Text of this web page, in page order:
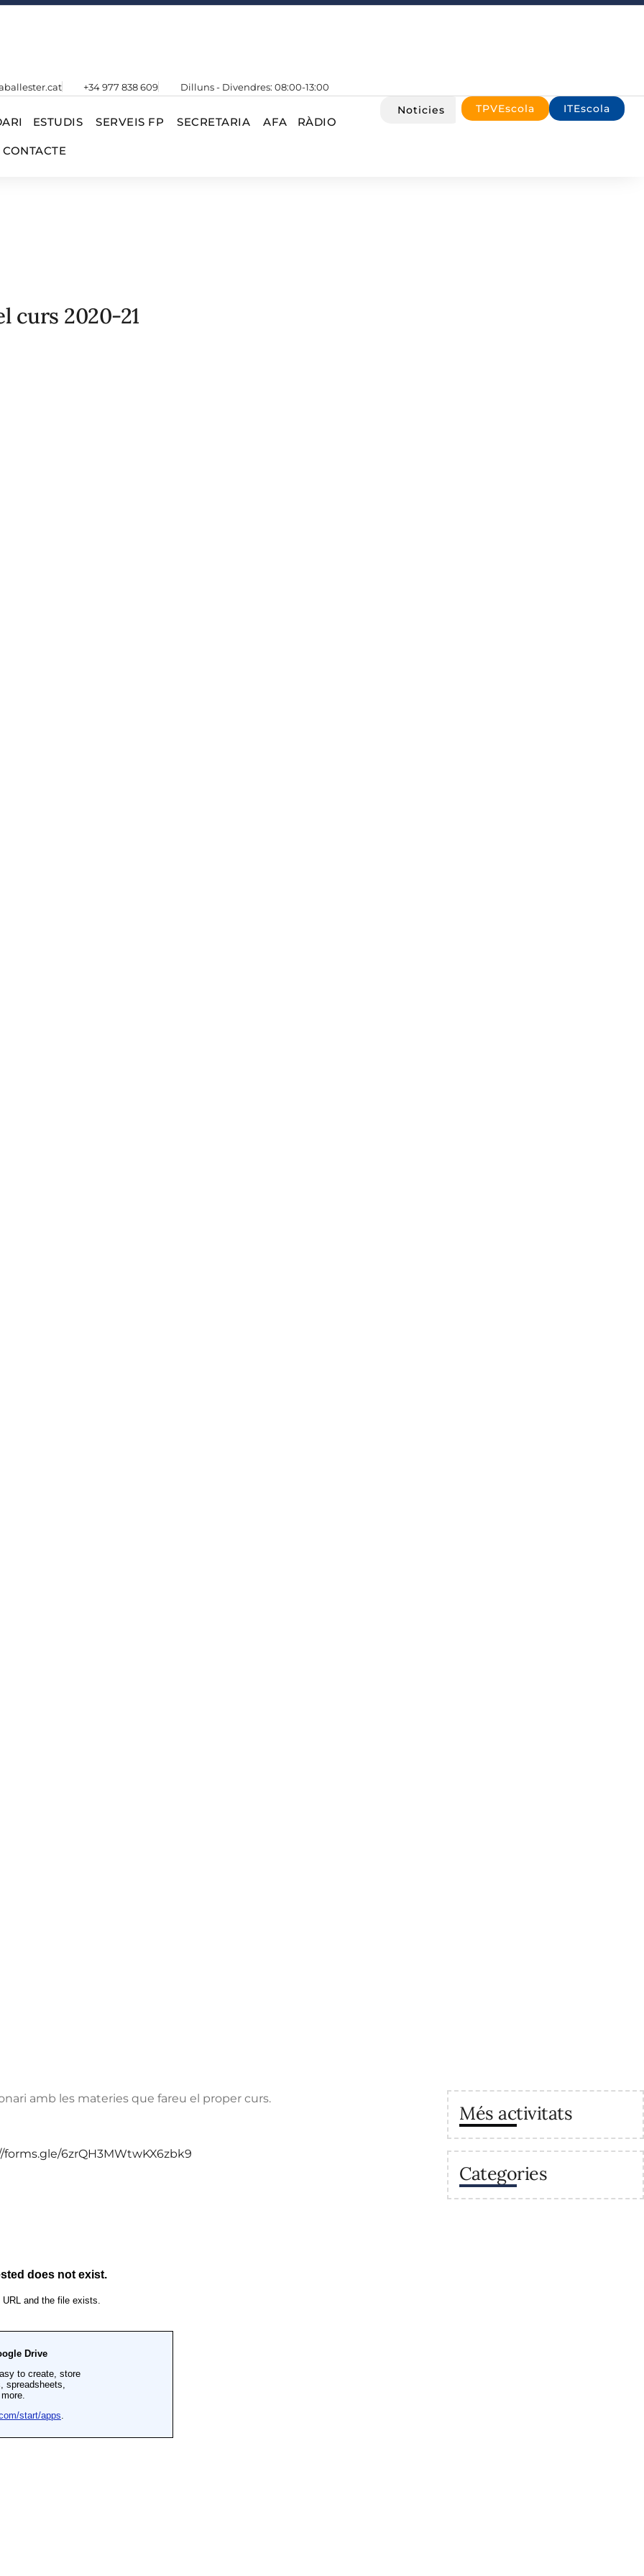
+34 977 838 609 Dilluns - Divendres: 08:00-13:00
ESTUDIS SERVEIS FP SECRETARIA AFA RÀDIO
CONTACTE
Noticies TPVEscola ITEscola
curs 2020-21
amb les materies que fareu el proper curs.
6zrQH3MWtwKX6zbk9
Més activitats
Categories